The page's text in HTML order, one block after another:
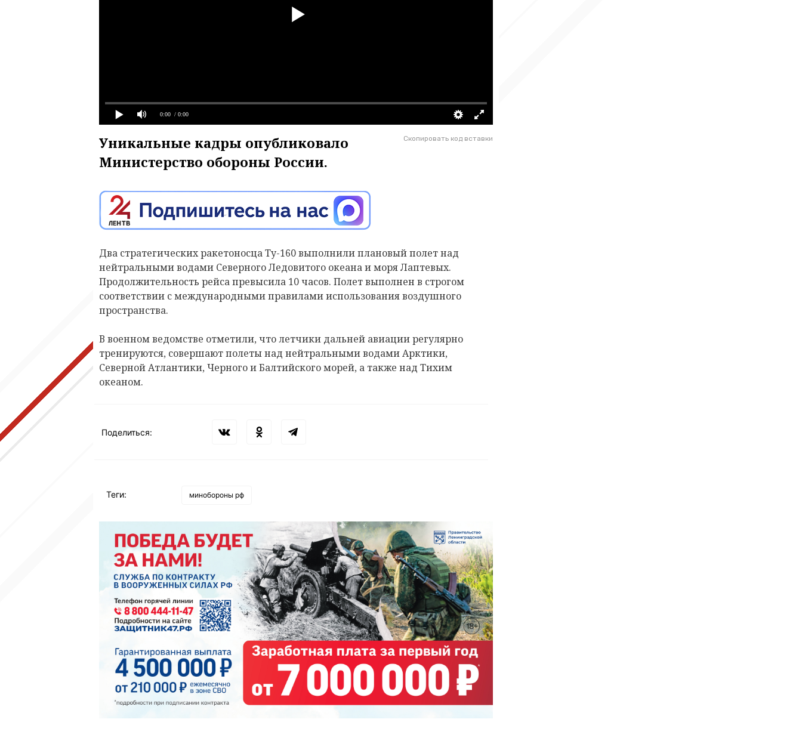
0:00 / 0:00
Скопировать код вставки
Уникальные кадры опубликовало
Министерство обороны России.
Два стратегических ракетоносца Ту-160 выполнили плановый полет над
нейтральными водами Северного Ледовитого океана и моря Лаптевых.
Продолжительность рейса превысила 10 часов. Полет выполнен в строгом
соответствии с международными правилами использования воздушного
пространства.
В военном ведомстве отметили, что летчики дальней авиации регулярно
тренируются, совершают полеты над нейтральными водами Арктики,
Северной Атлантики, Черного и Балтийского морей, а также над Тихим
океаном.
Поделиться:
Теги: минобороны рф